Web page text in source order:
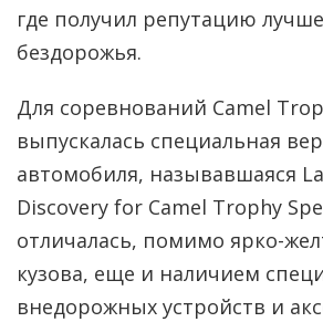
где получил репутацию
бездорожья.
Для соревнований Camel
выпускалась специальная
автомобиля, называвшаяся
Discovery for Camel Тrophy
отличалась, помимо ярко-
кузова, еще и наличием
внедорожных устройств и